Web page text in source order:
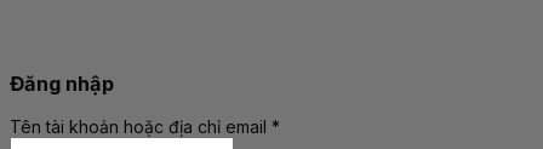
Đăng nhập
Tên tài khoản hoặc địa chỉ email *
Bắt